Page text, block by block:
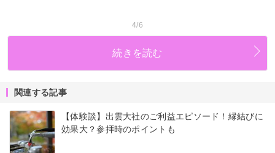
4/6
続きを読む
関連する記事
【体験談】出雲大社のご利益エピソード！縁結びに
効果大？参拝時のポイントも